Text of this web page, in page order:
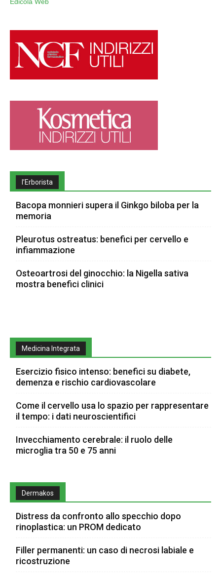
Edicola Web
l’Erborista
Bacopa monnieri supera il Ginkgo biloba per la
memoria
Pleurotus ostreatus: benefici per cervello e
infiammazione
Osteoartrosi del ginocchio: la Nigella sativa
mostra benefici clinici
Medicina Integrata
Esercizio fisico intenso: benefici su diabete,
demenza e rischio cardiovascolare
Come il cervello usa lo spazio per rappresentare
il tempo: i dati neuroscientifici
Invecchiamento cerebrale: il ruolo delle
microglia tra 50 e 75 anni
Dermakos
Distress da confronto allo specchio dopo
rinoplastica: un PROM dedicato
Filler permanenti: un caso di necrosi labiale e
ricostruzione